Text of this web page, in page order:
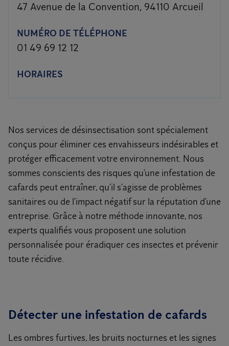
47 Avenue de la Convention, 94110 Arcueil
NUMÉRO DE TÉLÉPHONE
01 49 69 12 12
HORAIRES
Nos services de désinsectisation sont spécialement
conçus pour éliminer ces envahisseurs indésirables et
protéger efficacement votre environnement. Nous
sommes conscients des risques qu’une infestation de
cafards peut entraîner, qu’il s’agisse de problèmes
sanitaires ou de l’impact négatif sur la réputation d’une
entreprise. Grâce à notre méthode innovante, nos
experts qualifiés vous proposent une solution
personnalisée pour éradiquer ces insectes et prévenir
toute récidive.
Détecter une infestation de cafards
Les ombres furtives, les bruits nocturnes et les signes